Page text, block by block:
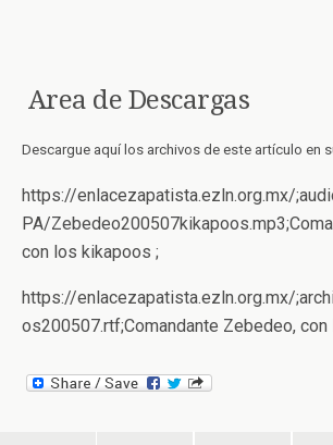
Area de Descargas
Descargue aquí los archivos de este artículo en
https://enlacezapatista.ezln.org.mx/
PA/
con los kikapoos ;
https://enlacezapatista.ezln.org.mx/
os200507.rtf;Comandante Zebedeo,